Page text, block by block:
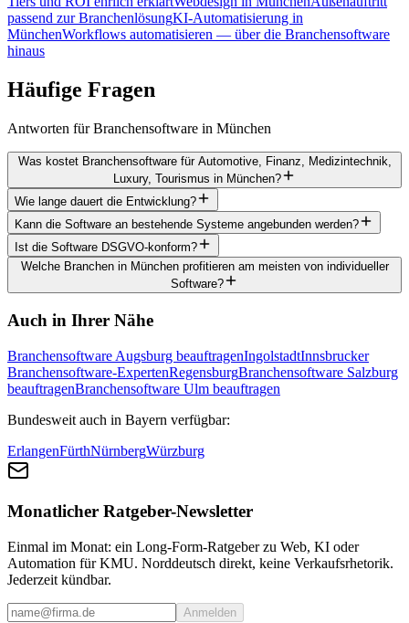
passend zur BranchenlösungKI-Automatisierung in
MünchenWorkflows automatisieren — über die Branchensoftware
hinaus
Häufige Fragen
Antworten für Branchensoftware in München
Was kostet Branchensoftware für Automotive, Finanz, Medizintechnik,
Luxury, Tourismus in München?
Wie lange dauert die Entwicklung?
Kann die Software an bestehende Systeme angebunden werden?
Ist die Software DSGVO-konform?
Welche Branchen in München profitieren am meisten von individueller
Software?
Auch in Ihrer Nähe
Branchensoftware Augsburg beauftragenIngolstadtInnsbrucker
Branchensoftware-ExpertenRegensburgBranchensoftware Salzburg
beauftragenBranchensoftware Ulm beauftragen
Bundesweit auch in Bayern verfügbar:
ErlangenFürthNürnbergWürzburg
Monatlicher Ratgeber-Newsletter
Einmal im Monat: ein Long-Form-Ratgeber zu Web, KI oder
Automation für KMU. Norddeutsch direkt, keine Verkaufsrhetorik.
Jederzeit kündbar.
Anmelden